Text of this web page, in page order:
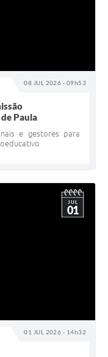
08 JUL 2026 - 09h53
Paula
e gestores para
01 JUL 2026 - 14h32
JUL
01